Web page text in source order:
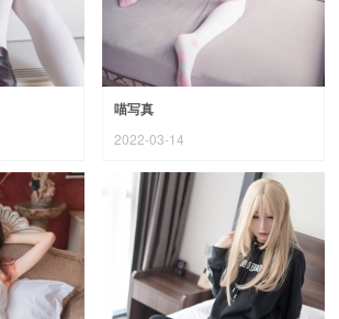
喵写真
2022-03-14